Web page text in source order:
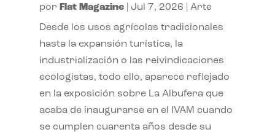
por Flat Magazine| Jul 7, 2026 Arte
Desde los usos agrícolas tradicionales
hasta la expansión turística, la
industrialización o las reivindicaciones
ecologistas, todo ello, aparece reflejado
en la exposición sobre La Albufera que
acaba de inaugurarse en el IVAM cuando
se cumplen cuarenta años desde su